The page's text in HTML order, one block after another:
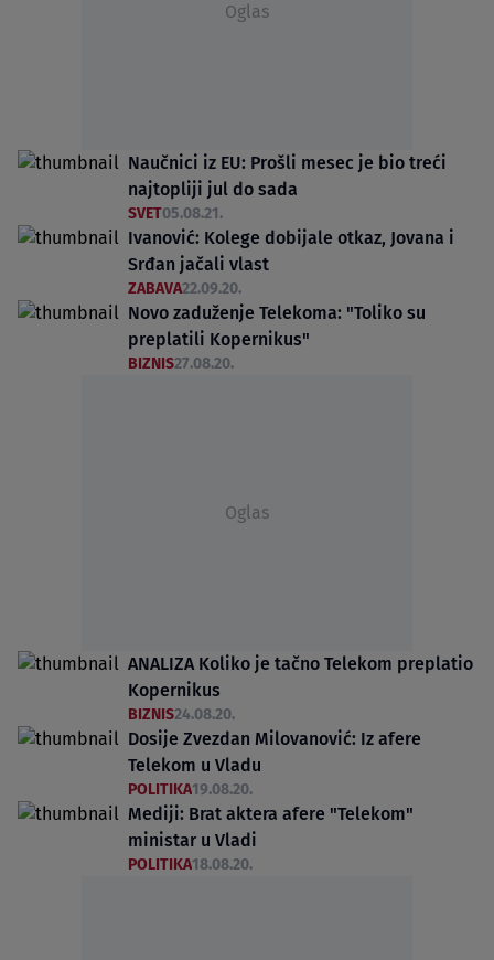
Oglas
Naučnici iz EU: Prošli mesec je bio treći
najtopliji jul do sada
SVET05.08.21.
Ivanović: Kolege dobijale otkaz, Jovana i
Srđan jačali vlast
ZABAVA22.09.20.
Novo zaduženje Telekoma: "Toliko su
preplatili Kopernikus"
BIZNIS27.08.20.
Oglas
ANALIZA Koliko je tačno Telekom preplatio
Kopernikus
BIZNIS24.08.20.
Dosije Zvezdan Milovanović: Iz afere
Telekom u Vladu
POLITIKA19.08.20.
Mediji: Brat aktera afere "Telekom"
ministar u Vladi
POLITIKA18.08.20.